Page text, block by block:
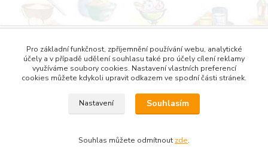
ZAHRADU
Pro základní funkčnost, zpříjemnění používání webu, analytické
účely a v případě udělení souhlasu také pro účely cílení reklamy
využíváme soubory cookies. Nastavení vlastních preferencí
cookies můžete kdykoli upravit odkazem ve spodní části stránek.
Nastavení Souhlasím
Souhlas můžete odmítnout zde.